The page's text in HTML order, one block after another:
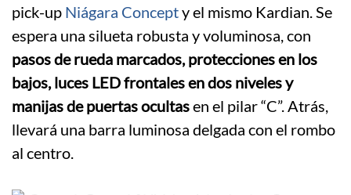
pick-up Niágara Concepty el mismo Kardian. Se
espera una silueta robusta y voluminosa, con
pasos de rueda marcados, protecciones en los
bajos, luces LED frontales en dos niveles y
manijas de puertas ocultasen el pilar “C”. Atrás,
llevará una barra luminosa delgada con el rombo
al centro.